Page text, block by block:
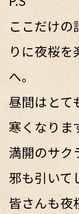
ここだけ
りに夜桜
へ。
昼間はとて
寒くなりま
満開のサク
邪も引いて
皆さんも夜